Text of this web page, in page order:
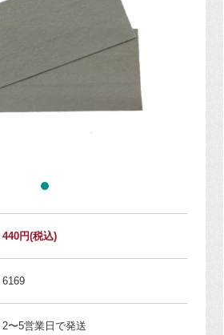
440円(税込)
6169
2〜5営業日で発送